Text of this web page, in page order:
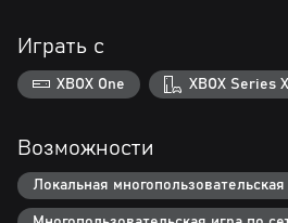
Играть с
XBOX One XBOX Series
Возможности
Локальная